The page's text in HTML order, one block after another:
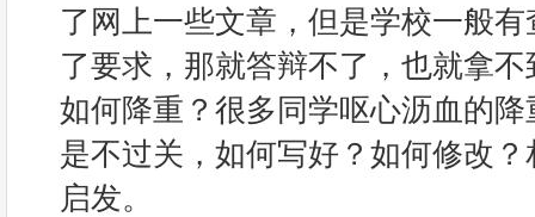
了网上一些文章，但是学校一般
了要求，那就答辩不了，也就拿
如何降重？很多同学呕心沥血的
是不过关，如何写好？如何修改
启发。